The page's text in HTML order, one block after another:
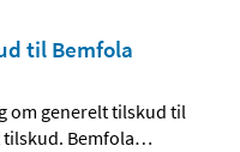
til Bemfola
om generelt tilskud til
Bemfola…